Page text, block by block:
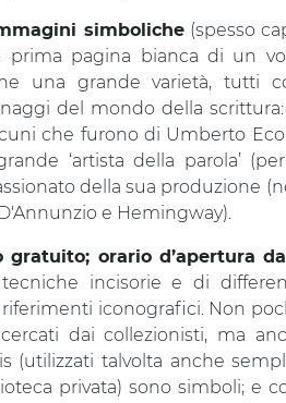
simboliche(spesso
prima pagina bianca di un
una grande varietà, tutti
del mondo della
che furono di Umberto
‘artista della parola’
della sua produzione
e Hemingway).
gratuito; orario d’apertura
incisorie e di
iconografici. Non
dai collezionisti, ma
(utilizzati talvolta anche
privata) sono simboli; e